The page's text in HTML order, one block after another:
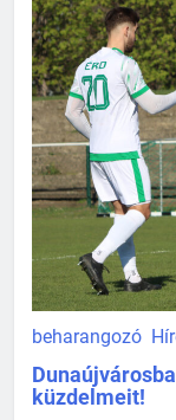
beharangozó
küzdelmeit!